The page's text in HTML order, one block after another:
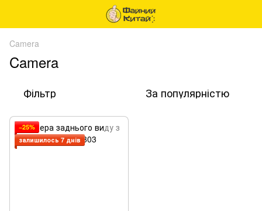
Camera
Camera
Фільтр За популярністю
−25%
залишилось 7 днів